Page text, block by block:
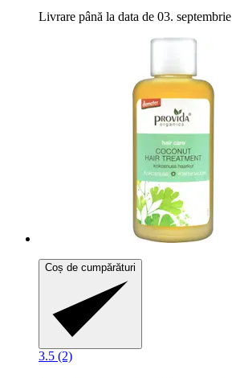
Livrare până la data de 03. septembrie
Coș de cumpărături
3.5 (2)